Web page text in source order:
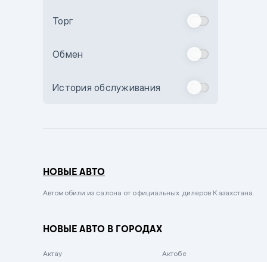
Бежевый
Комбинированный
Сиреневый металлик
Вишневый
Торг
Обмен
История обслуживания
НОВЫЕ АВТО
Автомобили из салона от официальных дилеров Казахстана.
НОВЫЕ АВТО В ГОРОДАХ
Актау Актобе